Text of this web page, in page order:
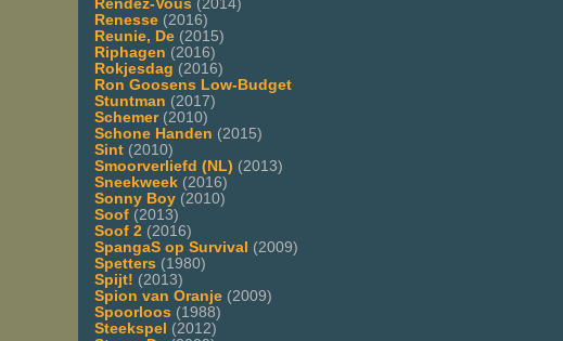
Rendez-Vous (2014)
Renesse (2016)
Reunie, De (2015)
Riphagen (2016)
Rokjesdag (2016)
Ron Goosens Low-Budget
Stuntman (2017)
Schemer(2010)
Schone Handen (2015)
Sint (2010)
Smoorverliefd (NL) (2013)
Sneekweek (2016)
Sonny Boy (2010)
Soof (2013)
Soof 2 (2016)
SpangaS op Survival (2009)
Spetters (1980)
Spijt! (2013)
Spion van Oranje (2009)
Spoorloos (1988)
Steekspel (2012)